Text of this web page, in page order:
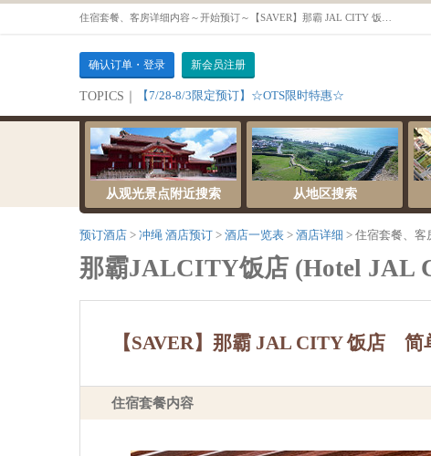
确认订单・登录 新会员注册
TOPICS｜ 【7/28-8/3限定预订】☆OTS限时特惠☆
从观光景点附近搜索 从地区搜索
预订酒店 冲绳 酒店预订 酒店一览表 酒店详细 住宿套餐、客
那霸JALCITY饭店 (Hotel JAL
【SAVER】那霸 JAL CITY 饭店 简
住宿套餐内容